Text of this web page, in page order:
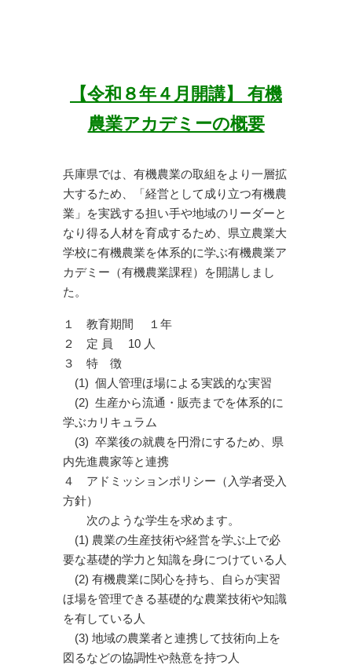
【令和８年４月開講】 有機
農業アカデミーの概要
兵庫県では、有機農業の取組をより一層拡
大するため、「経営として成り立つ有機農
業」を実践する担い手や地域のリーダーと
なり得る人材を育成するため、県立農業大
学校に有機農業を体系的に学ぶ有機農業ア
カデミー（有機農業課程）を開講しまし
た。
１ 教育期間 １年
２ 定 員 10 人
３ 特 徴
(1) 個人管理ほ場による実践的な実習
(2) 生産から流通・販売までを体系的に
学ぶカリキュラム
(3) 卒業後の就農を円滑にするため、県
内先進農家等と連携
４ アドミッションポリシー（入学者受入
方針）
次のような学生を求めます。
(1) 農業の生産技術や経営を学ぶ上で必
要な基礎的学力と知識を身につけている人
(2) 有機農業に関心を持ち、自らが実習
ほ場を管理できる基礎的な農業技術や知識
を有している人
(3) 地域の農業者と連携して技術向上を
図るなどの協調性や熱意を持つ人